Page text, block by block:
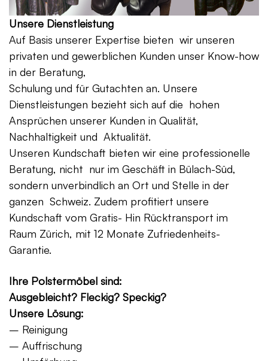
Unsere Dienstleistung
Auf Basis unserer Expertise bieten wir unseren
privaten und gewerblichen Kunden unser Know-how
in der Beratung,
Schulung und für Gutachten an. Unsere
Dienstleistungen bezieht sich auf die hohen
Ansprüchen unserer Kunden in Qualität,
Nachhaltigkeit und Aktualität.
Unseren Kundschaft bieten wir eine professionelle
Beratung, nicht nur im Geschäft in Bülach-Süd,
sondern unverbindlich an Ort und Stelle in der
ganzen Schweiz. Zudem profitiert unsere
Kundschaft vom Gratis- Hin Rücktransport im
Raum Zürich, mit 12 Monate Zufriedenheits-
Garantie.
Ihre Polstermöbel sind:
Ausgebleicht? Fleckig? Speckig?
Unsere Lösung:
– Reinigung
– Auffrischung